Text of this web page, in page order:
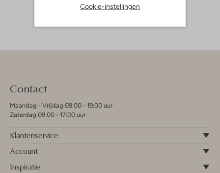
Cookie-instellingen
Contact
Maandag - Vrijdag 09:00 - 19:00 uur
Zaterdag 09:00 - 17:00 uur
Klantenservice
Account
Inspiratie